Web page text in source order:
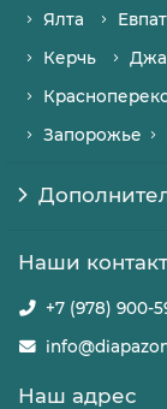
Ялта
Керчь
Запорожье
Наши
+7 (978) 900-
Наш адрес